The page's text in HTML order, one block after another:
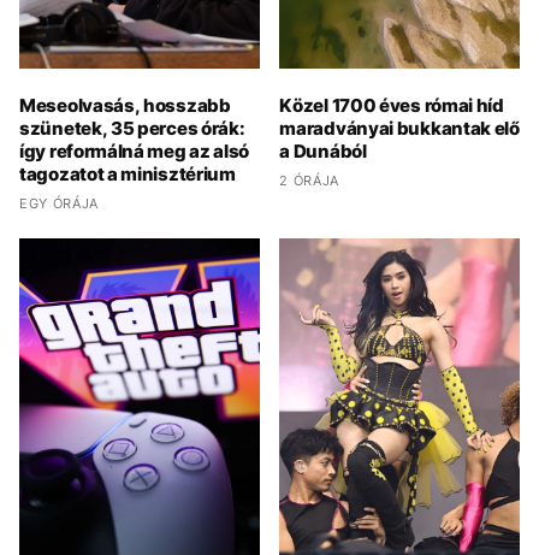
Meseolvasás, hosszabb
szünetek, 35 perces órák:
így reformálná meg az alsó
tagozatot a minisztérium
EGY ÓRÁJA
Közel 1700 éves római híd
maradványai bukkantak elő
a Dunából
2 ÓRÁJA